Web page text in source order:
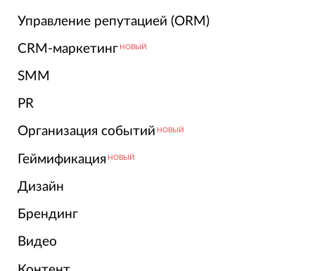
Управление репутацией (ORM)
CRM-маркетинг НОВЫЙ
SMM
PR
Организация событий НОВЫЙ
Геймификация НОВЫЙ
Дизайн
Брендинг
Видео